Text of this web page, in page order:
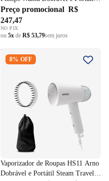
220V
Preço promocional R$
247,47
NO PIX
ou 5x de R$ 53,79sem juros
Vaporizador de Roupas HS11
Arno Dobrável e Portátil Steam
8% OFF
Vaporizador de Roupas HS11 Arno
Dobrável e Portátil Steam Travel